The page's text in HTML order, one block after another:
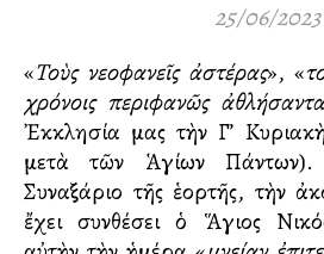
25/06/2023
« Τοὺς νεοφανεῖς ἀστέρας», «
χρόνοις περιφανῶς
Ἐκκλησία μας τὴν Γ’
μετὰ τῶν Ἁγίων
Συναξάριο τῆς ἑορτῆς, τὴν
ἔχει συνθέσει ὁ Ἅγιος